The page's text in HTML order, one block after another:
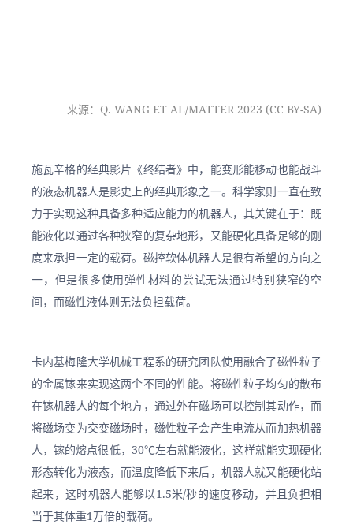
来源：Q. WANG ET AL/MATTER 2023 (CC BY-SA)
施瓦辛格的经典影片《终结者》中，能变形能移动也能战斗
的液态机器人是影史上的经典形象之一。科学家则一直在致
力于实现这种具备多种适应能力的机器人，其关键在于：既
能液化以通过各种狭窄的复杂地形，又能硬化具备足够的刚
度来承担一定的载荷。磁控软体机器人是很有希望的方向之
一，但是很多使用弹性材料的尝试无法通过特别狭窄的空
间，而磁性液体则无法负担载荷。
卡内基梅隆大学机械工程系的研究团队使用融合了磁性粒子
的金属镓来实现这两个不同的性能。将磁性粒子均匀的散布
在镓机器人的每个地方，通过外在磁场可以控制其动作，而
将磁场变为交变磁场时，磁性粒子会产生电流从而加热机器
人，镓的熔点很低，30℃左右就能液化，这样就能实现硬化
形态转化为液态，而温度降低下来后，机器人就又能硬化站
起来，这时机器人能够以1.5米/秒的速度移动，并且负担相
当于其体重1万倍的载荷。